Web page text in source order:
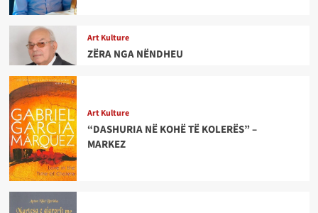
Art Kulture
ZËRA NGA NËNDHEU
Art Kulture
“DASHURIA NË KOHË TË KOLERËS” –
MARKEZ